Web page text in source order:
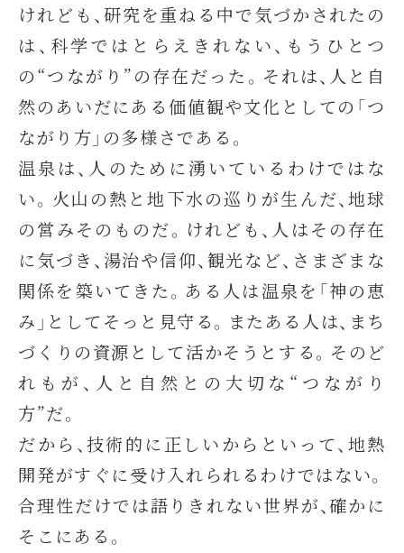
けれども、研究を重ねる中で気づかされたの
は、科学ではとらえきれない、もうひとつ
の“つながり”の存在だった。それは、人と自
然のあいだにある価値観や文化としての「つ
ながり方」の多様さである。
温泉は、人のために湧いているわけではな
い。火山の熱と地下水の巡りが生んだ、地球
の営みそのものだ。けれども、人はその存在
に気づき、湯治や信仰、観光など、さまざまな
関係を築いてきた。ある人は温泉を「神の恵
み」としてそっと見守る。またある人は、まち
づくりの資源として活かそうとする。そのど
れもが、人と自然との大切な“つながり
方”だ。
だから、技術的に正しいからといって、地熱
開発がすぐに受け入れられるわけではない。
合理性だけでは語りきれない世界が、確かに
そこにある。